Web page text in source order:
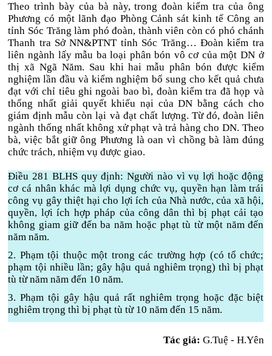
Theo trình bày của bà này, trong đoàn kiểm tra của ông
Phương có một lãnh đạo Phòng Cảnh sát kinh tế Công an
tỉnh Sóc Trăng làm phó đoàn, thành viên còn có phó chánh
Thanh tra Sở NN&PTNT tỉnh Sóc Trăng… Đoàn kiểm tra
liên ngành lấy mẫu ba loại phân bón vô cơ của một DN ở
thị xã Ngã Năm. Sau khi hai mẫu phân bón được kiểm
nghiệm lần đầu và kiểm nghiệm bổ sung cho kết quả chưa
đạt với chỉ tiêu ghi ngoài bao bì, đoàn kiểm tra đã họp và
thống nhất giải quyết khiếu nại của DN bằng cách cho
giám định mẫu còn lại và đạt chất lượng. Từ đó, đoàn liên
ngành thống nhất không xử phạt và trả hàng cho DN. Theo
bà, việc bắt giữ ông Phương là oan vì chồng bà làm đúng
chức trách, nhiệm vụ được giao.
Điều 281 BLHS quy định: Người nào vì vụ lợi hoặc động
cơ cá nhân khác mà lợi dụng chức vụ, quyền hạn làm trái
công vụ gây thiệt hại cho lợi ích của Nhà nước, của xã hội,
quyền, lợi ích hợp pháp của công dân thì bị phạt cải tạo
không giam giữ đến ba năm hoặc phạt tù từ một năm đến
năm năm.
2. Phạm tội thuộc một trong các trường hợp (có tổ chức;
phạm tội nhiều lần; gây hậu quả nghiêm trọng) thì bị phạt
tù từ năm năm đến 10 năm.
3. Phạm tội gây hậu quả rất nghiêm trọng hoặc đặc biệt
nghiêm trọng thì bị phạt tù từ 10 năm đến 15 năm.
Tác giả: G.Tuệ - H.Yên